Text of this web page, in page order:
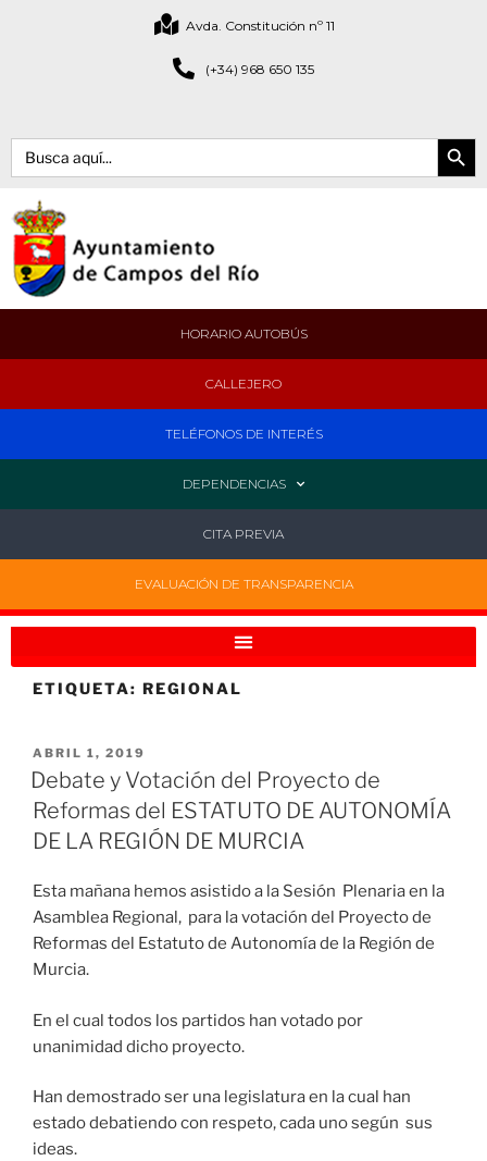
Avda. Constitución nº 11
(+34) 968 650 135
Buscar: Botón de
HORARIO AUTOBÚS
CALLEJERO
TELÉFONOS DE INTERÉS
DEPENDENCIAS
CITA PREVIA
EVALUACIÓN DE TRANSPARENCIA
ETIQUETA: REGIONAL
ABRIL 1, 2019
Debate y Votación del Proyecto de
Reformas del ESTATUTO DE AUTONOMÍA
DE LA REGIÓN DE MURCIA
Esta mañana hemos asistido a la Sesión Plenaria en la
Asamblea Regional, para la votación del Proyecto de
Reformas del Estatuto de Autonomía de la Región de
Murcia.
En el cual todos los partidos han votado por
unanimidad dicho proyecto.
Han demostrado ser una legislatura en la cual han
estado debatiendo con respeto, cada uno según sus
ideas.